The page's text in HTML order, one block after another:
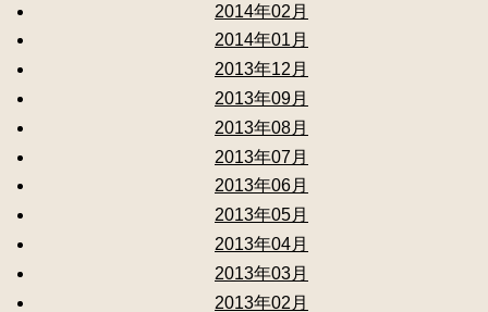
2014年02月
2014年01月
2013年12月
2013年09月
2013年08月
2013年07月
2013年06月
2013年05月
2013年04月
2013年03月
2013年02月